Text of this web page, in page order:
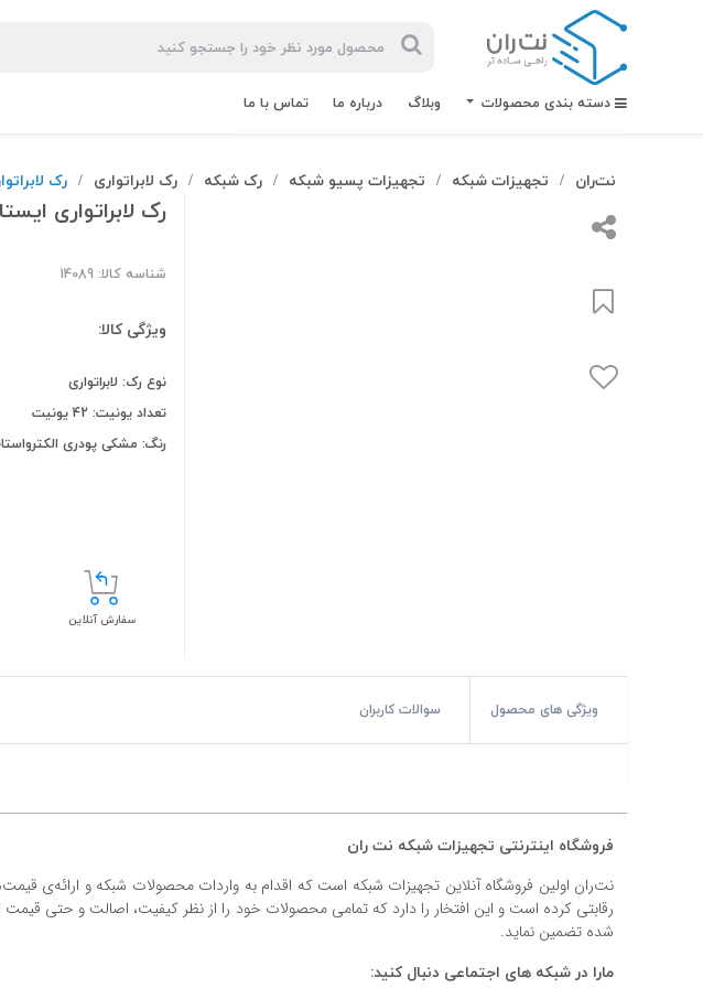
دسته بندی محصولات وبلاگ درباره ما تماس با ما
#ترانکینگ لگراند
#ترانکینگ دانوب
#کیستون شبکه
#پچ پنل لگراند
نت‌ران / تجهیزات شبکه / تجهیزات پسیو شبکه / رک شبکه / رک لابراتواری / رک
رک لابراتواری
شناسه کالا: 14089
ویژگی کالا:
نوع رک: لابراتواری
تعداد یونیت: 42 یونیت
رنگ: مشکی پودری
سفارش آنلاین
ویژگی های محصول سوالات کاربران
فروشگاه اینترنتی تجهیزات شبکه نت ران
نت‌ران اولین فروشگاه آنلاین تجهیزات شبکه است که اقدام به واردات محصولات شبکه و ارائه‌ی
رقابتی کرده است و این افتخار را دارد که تمامی محصولات خود را از نظر کیفیت، اصالت و حتی قیمت
شده تضمین نماید.
مارا در شبکه های اجتماعی دنبال کنید: